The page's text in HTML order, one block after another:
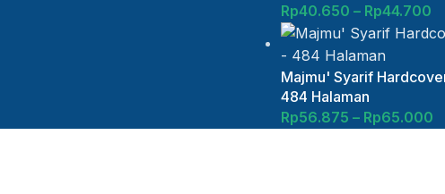
Rp40.650 – Rp44.700
Majmu' Syarif
484 Halaman
Rp56.875 – Rp65.000